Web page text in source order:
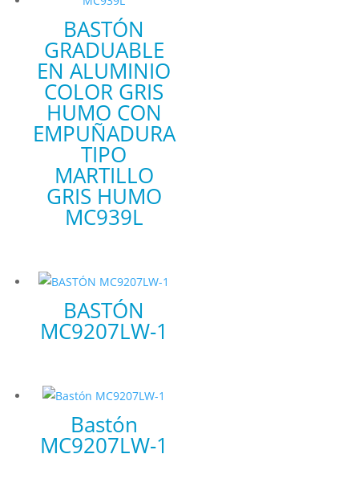
BASTÓN
GRADUABLE
EN ALUMINIO
COLOR GRIS
HUMO CON
EMPUÑADURA
TIPO
MARTILLO
GRIS HUMO
MC939L
BASTÓN
MC9207LW-1
Bastón
MC9207LW-1